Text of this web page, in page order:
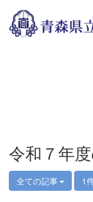
令和７年
全ての記事 1